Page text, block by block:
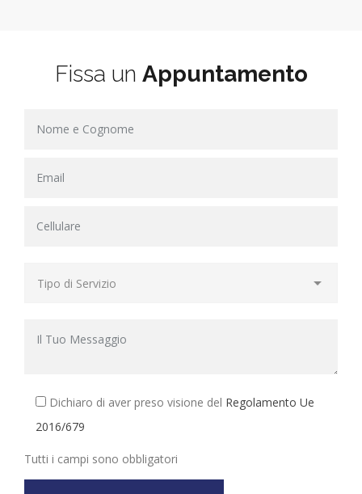
Fissa un Appuntamento
Dichiaro di aver preso visione del Regolamento Ue
2016/679
Tutti i campi sono obbligatori